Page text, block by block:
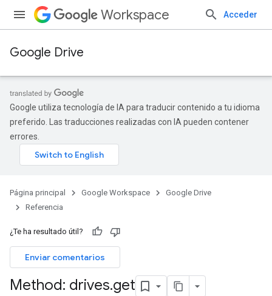
Workspace Acceder
Google Drive
Google utiliza tecnología de IA para traducir contenido a tu idioma
preferido. Las traducciones realizadas con IA pueden contener
errores.
Página principal Google Workspace
Google Drive
Referencia
¿Te ha resultado útil?
Enviar comentarios
Method: drives.get